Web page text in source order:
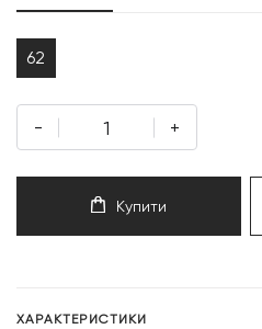
62
- +
Купити
ХАРАКТЕРИСТИКИ